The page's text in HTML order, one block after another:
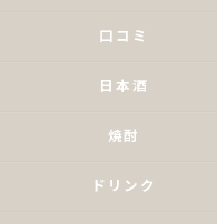
口コミ
日本酒
焼酎
ドリンク